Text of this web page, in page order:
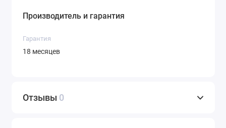
Производитель и гарантия
Гарантия
18 месяцев
Отзывы 0